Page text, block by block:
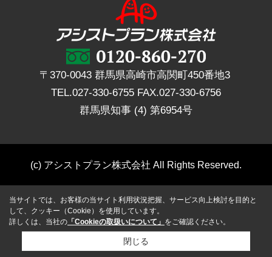
〒370-0043 群馬県高崎市高関町450番地3
TEL.027-330-6755 FAX.027-330-6756
群馬県知事 (4) 第6954号
(c) アシストプラン株式会社 All Rights Reserved.
当サイトでは、お客様の当サイト利用状況把握、サービス向上検討を目的と
して、クッキー（Cookie）を使用しています。
詳しくは、当社の 「Cookieの取扱いについて」 をご確認ください。
閉じる